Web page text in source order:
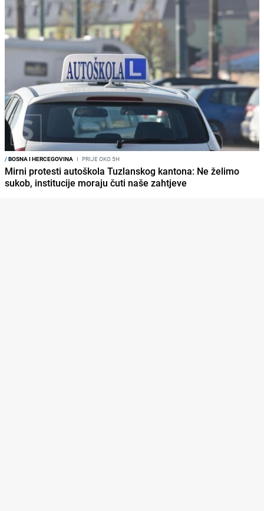
/BOSNA I HERCEGOVINA I PRIJE OKO 5H
Mirni protesti autoškola Tuzlanskog kantona: Ne želimo
sukob, institucije moraju čuti naše zahtjeve